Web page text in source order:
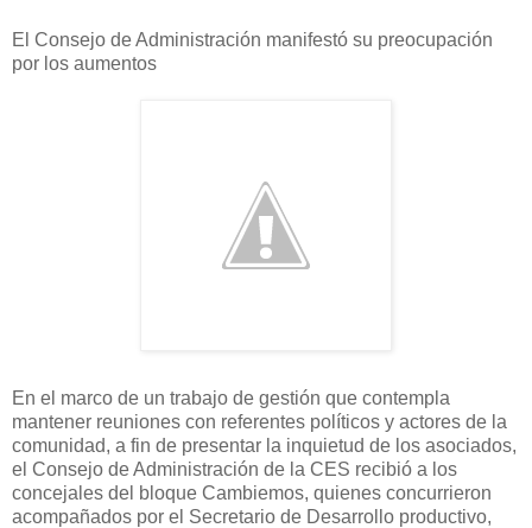
El Consejo de Administración manifestó su preocupación
por los aumentos
En el marco de un trabajo de gestión que contempla
mantener reuniones con referentes políticos y actores de la
comunidad, a fin de presentar la inquietud de los asociados,
el Consejo de Administración de la CES recibió a los
concejales del bloque Cambiemos, quienes concurrieron
acompañados por el Secretario de Desarrollo productivo,